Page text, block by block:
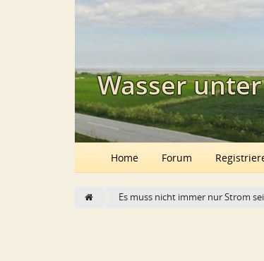
Wasser
Home Forum
Es muss nicht immer nur Strom